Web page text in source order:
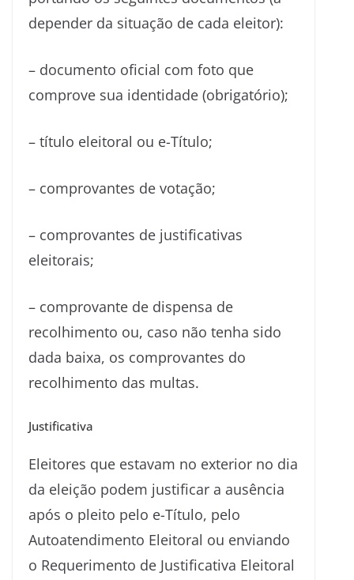
depender da situação de cada eleitor):
– documento oficial com foto que
comprove sua identidade (obrigatório);
– título eleitoral ou e-Título;
– comprovantes de votação;
– comprovantes de justificativas
eleitorais;
– comprovante de dispensa de
recolhimento ou, caso não tenha sido
dada baixa, os comprovantes do
recolhimento das multas.
Justificativa
Eleitores que estavam no exterior no dia
da eleição podem justificar a ausência
após o pleito pelo e-Título, pelo
Autoatendimento Eleitoral ou enviando
o Requerimento de Justificativa Eleitoral